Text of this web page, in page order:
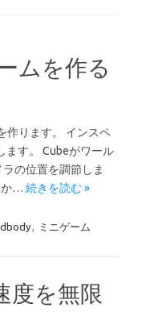
ムを作る
作ります。 インスペ
ます。 Cubeがワール
の位置を調節しま
か… 続きを読む »
, ミニゲーム
度を無限